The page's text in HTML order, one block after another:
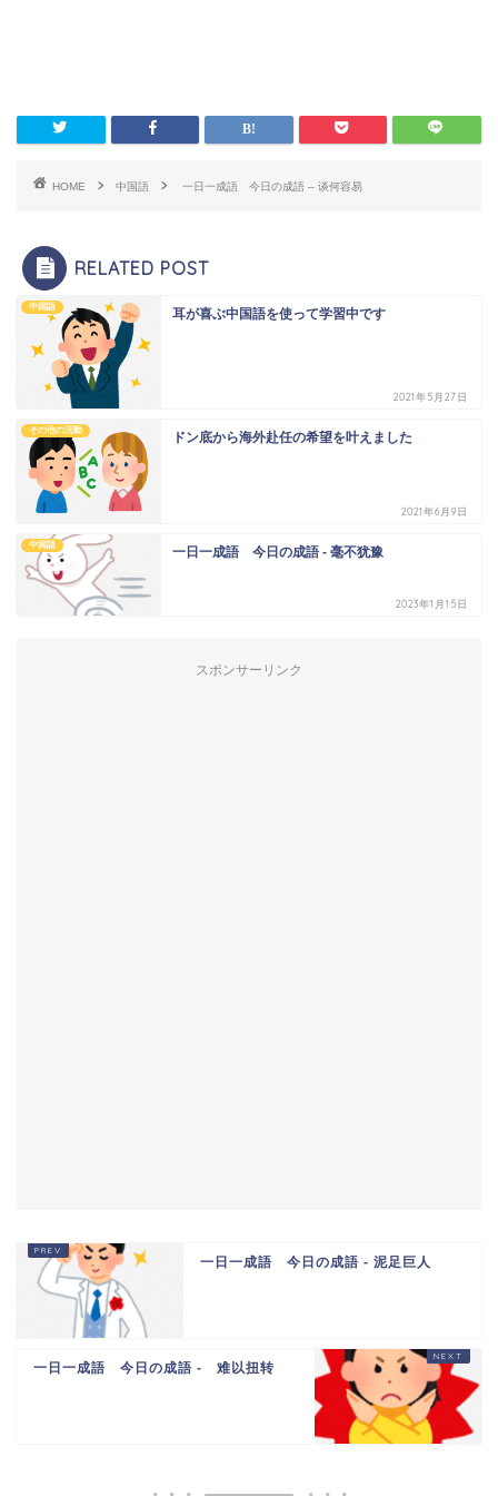
HOME 中国語 一日一成語 今日の成語 – 谈何容易
RELATED POST
中国語 耳が喜ぶ中国語を使って学習中です
2021年5月27日
その他の活動 ドン底から海外赴任の希望を叶えました
2021年6月9日
中国語 一日一成語 今日の成語 - 毫不犹豫
2023年1月15日
スポンサーリンク
一日一成語 今日の成語 - 泥足巨人
一日一成語 今日の成語 - 难以扭转